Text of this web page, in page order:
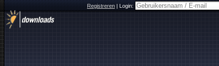
Registreren|Login: